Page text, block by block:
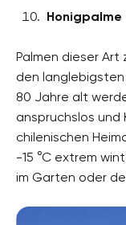
Honigpalme
Palmen dieser Art
den langlebigsten
80 Jahre alt
anspruchslos und
chilenischen
-15 °C extrem
im Garten oder